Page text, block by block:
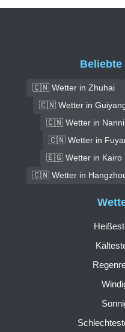
Beliebte
🇨🇳 Wetter in Zhuhai
🇨🇳 Wetter in
🇨🇳 Wetter in
🇨🇳 Wetter in
🇪🇬 Wetter in Kairo
🇨🇳 Wetter in